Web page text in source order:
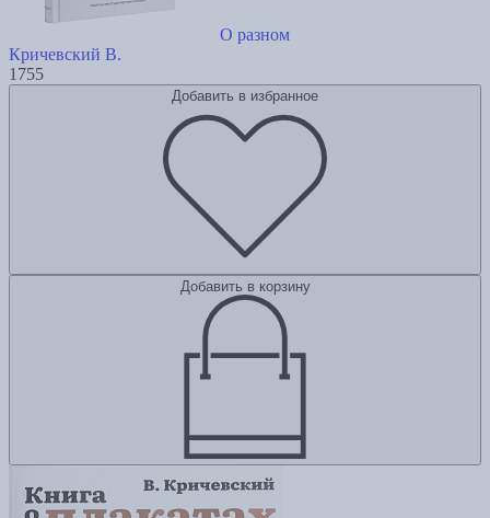
О разном
Кричевский В.
1755
Добавить в избранное
Добавить в корзину